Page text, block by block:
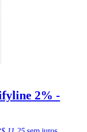
2% -